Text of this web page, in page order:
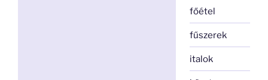
főétel
fűszerek
italok